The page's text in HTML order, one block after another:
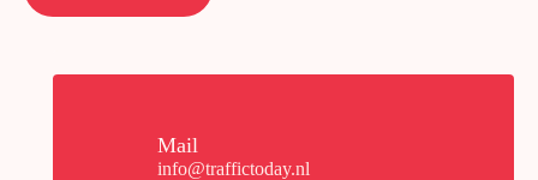
Mail
info@traffictoday.nl